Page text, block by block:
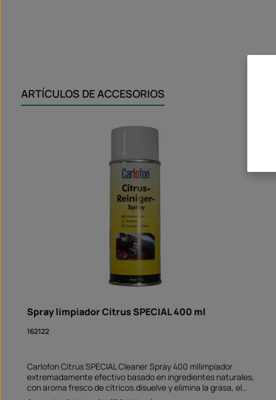
ARTÍCULOS DE ACCESORIOS
Spray limpiador Citrus SPECIAL 400 ml
162122
Carlofon Citrus SPECIAL Cleaner Spray 400 mllimpiador
extremadamente efectivo basado en ingredientes naturales,
con aroma fresco de cítricos.disuelve y elimina la grasa, el